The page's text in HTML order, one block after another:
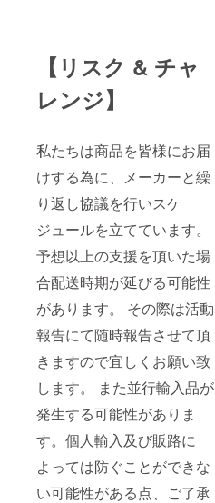
【リスク & チャ
レンジ】
私たちは商品を皆様にお届
けする為に、メーカーと繰
り返し協議を行いスケ
ジュールを立てています。
予想以上の支援を頂いた場
合配送時期が延びる可能性
があります。 その際は活動
報告にて随時報告させて頂
きますので宜しくお願い致
します。 また並行輸入品が
発生する可能性がありま
す。個人輸入及び販路に
よっては防ぐことができな
い可能性がある点、ご了承